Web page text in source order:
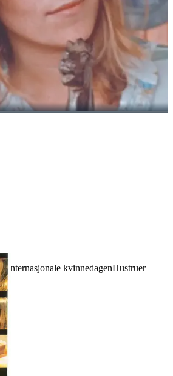
internasjonale kvinnedagenHustruer